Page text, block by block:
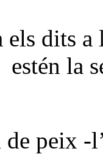
els dits a
estén la
de peix -